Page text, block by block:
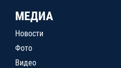
МЕДИА
Новости
Фото
Видео